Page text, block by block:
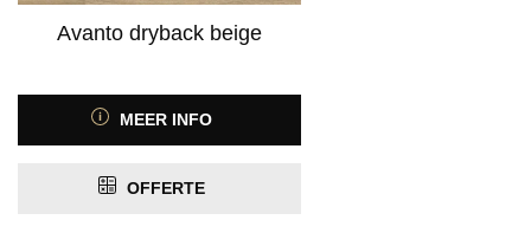
Avanto dryback beige
MEER INFO
OFFERTE